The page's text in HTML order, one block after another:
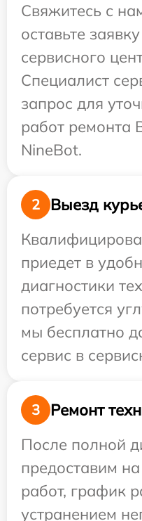
Свяжитесь с
оставьте
сервисного
Специалист
запрос для
работ ремонта
NineBot.
2
Выезд
приедет в
диагностики
потребуется
мы бесплатно
сервис в
3
Ремонт
После полной
предоставим
работ, график
устранением